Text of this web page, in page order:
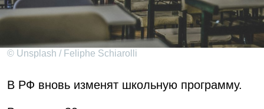
© Unsplash / Feliphe Schiarolli
В РФ вновь изменят школьную программу.